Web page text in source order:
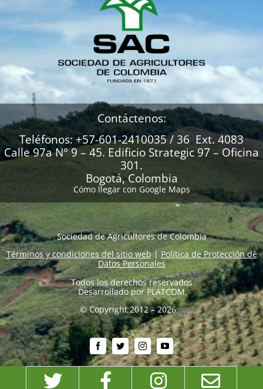
Contáctenos:
Teléfonos: +57-601-2410035 / 36 Ext. 4083
Calle 97a N° 9 – 45. Edificio Strategic 97 – Oficina
301.
Bogotá, Colombia
Cómo llegar con Google Maps
Sociedad de Agricultores de Colombia
Términos y condiciones del sitio web|Política de Protección de
Datos Personales
Todos los derechos reservados
Desarrollado por PLATCOM
© Copyright 2012 – 2026
Twitter FacebookInstagram